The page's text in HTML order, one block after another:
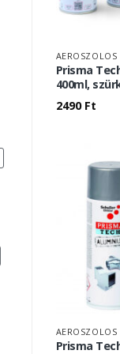
AEROSZOLOS
Prisma
400ml,
2490 Ft
AEROSZOLOS
Prisma